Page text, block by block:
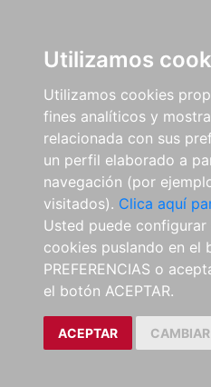
Utilizamos
Utilizamos cookies
fines analíticos y
relacionada con sus
un perfil elaborado a
navegación (por
visitados). Clica aquí
Usted puede
cookies puslando en el
PREFERENCIAS o
el botón ACEPTAR.
ACEPTAR